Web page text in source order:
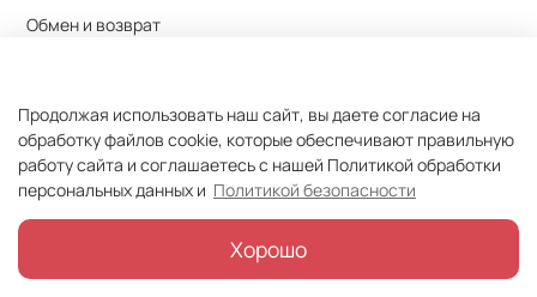
Обмен и возврат
Публичная оферта
Политика конфиденциальности
© 2018-2026 СегуроSegúro™
Продолжая использовать наш сайт, вы даете согласие на
обработку файлов cookie, которые обеспечивают правильную
работу сайта и соглашаетесь с нашей Политикой обработки
персональных данных и Политикой безопасности
Хорошо